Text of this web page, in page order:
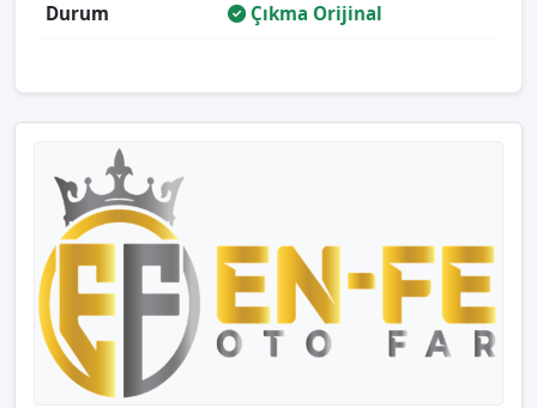
Durum Çıkma Orijinal